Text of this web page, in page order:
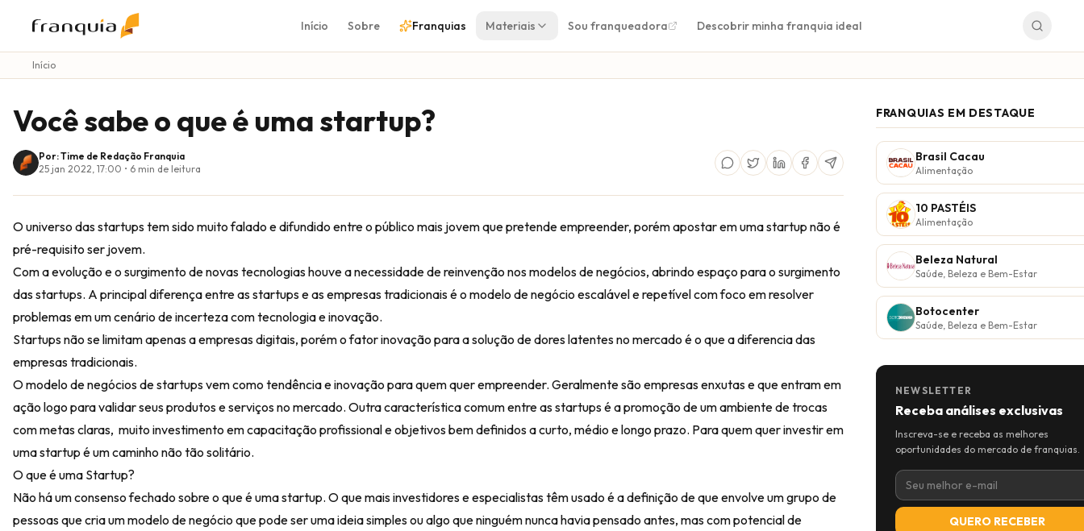
Início Sobre Franquias Materiais Sou franqueadora Descobrir minha franquia ideal
Início
Você sabe o que é uma startup?
Por: Time de Redação Franquia
25 jan 2022, 17:00 • 6 min de leitura
O universo das startups tem sido muito falado e difundido entre o público mais jovem que pretende empreender, porém apostar em uma startup não é
pré-requisito ser jovem.
Com a evolução e o surgimento de novas tecnologias houve a necessidade de reinvenção nos modelos de negócios, abrindo espaço para o surgimento
das startups. A principal diferença entre as startups e as empresas tradicionais é o modelo de negócio escalável e repetível com foco em resolver
problemas em um cenário de incerteza com tecnologia e inovação.
Startups não se limitam apenas a empresas digitais, porém o fator inovação para a solução de dores latentes no mercado é o que a diferencia das
empresas tradicionais.
O modelo de negócios de startups vem como tendência e inovação para quem quer empreender. Geralmente são empresas enxutas e que entram em
ação logo para validar seus produtos e serviços no mercado. Outra característica comum entre as startups é a promoção de um ambiente de trocas
com metas claras, muito investimento em capacitação profissional e objetivos bem definidos a curto, médio e longo prazo. Para quem quer investir em
uma startup é um caminho não tão solitário.
O que é uma Startup?
Não há um consenso fechado sobre o que é uma startup. O que mais investidores e especialistas têm usado é a definição de que envolve um grupo de
pessoas que cria um modelo de negócio que pode ser uma ideia simples ou algo que ninguém nunca havia pensado antes, mas com potencial de
FRANQUIAS EM DESTAQUE
Brasil Cacau
Alimentação
10 PASTÉIS
Alimentação
Beleza Natural
Saúde, Beleza e Bem-Estar
Botocenter
Saúde, Beleza e Bem-Estar
NEWSLETTER
Receba análises exclusivas
Inscreva-se e receba as melhores
oportunidades do mercado de franquias.
QUERO RECEBER